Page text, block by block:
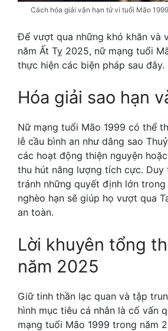
Cách hóa giải vận hạn tử vi tuổi Mão
Để vượt qua những khó khăn và
năm Ất Tỵ 2025, nữ mạng tuổi
thực hiện các biện pháp sau đây.
Hóa giải sao hạn
Nữ mạng tuổi Mão 1999 có thể
lễ cầu bình an như dâng sao
các hoạt động thiện nguyện
thu hút năng lượng tích cực. Duy
tránh những quyết định lớn
nghèo hạn sẽ giúp họ vượt qua
an toàn.
Lời khuyên tổng
năm 2025
Giữ tinh thần lạc quan và tập
hình mục tiêu cá nhân là cố vấn
mạng tuổi Mão 1999 trong năm